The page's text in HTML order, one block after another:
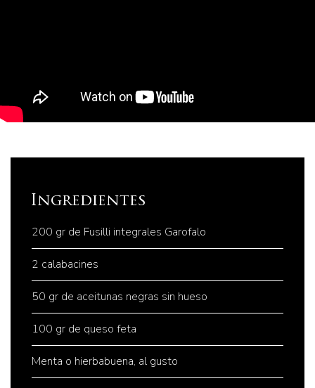
Ingredientes
200 gr de Fusilli integrales Garofalo
2 calabacines
50 gr de aceitunas negras sin hueso
100 gr de queso feta
Menta o hierbabuena, al gusto